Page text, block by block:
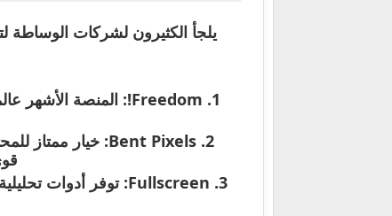
Freedom!:
المنصة الأشهر
Bent Pixels:
Fullscreen: توفر أدوات